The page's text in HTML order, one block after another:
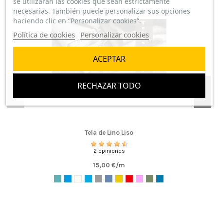
Tela de Lino Liso
2 opiniones
15,00 €/m
necesarias. También puede personalizar sus opciones
haciendo clic en “Personalizar cookies”.
Política de cookies Personalizar cookies
RECHAZAR TODO
ACEPTAR